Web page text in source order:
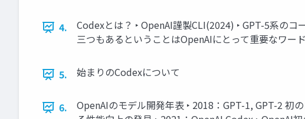
4.
Codexとは？ ‣ OpenAI謹製CLI(2024) ‣ GPT-5系の
三つもあるということはOpenAIにとって重要なワー
5. 始まりのCodexについて
6.
OpenAIのモデル開発年表 ‣ 2018：GPT-1, GPT-2 初